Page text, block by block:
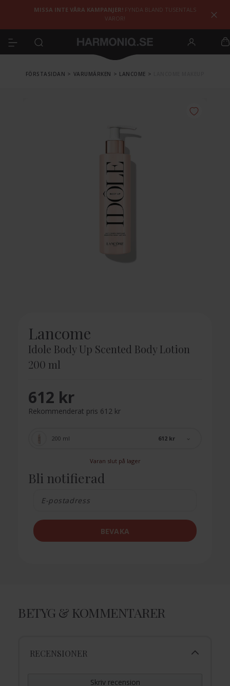
MISSA INTE VÅRA KAMPANJER! FYNDA BLAND TUSENTALS
VAROR!
FÖRSTASIDAN > VARUMÄRKEN > LANCOME >
Lancome
Idole Body Up Scented Body Lotion
200 ml
612 kr
Rekommenderat pris 612 kr
612 kr
200 ml
Varan slut på lager
Bli notifierad
BEVAKA
BETYG & KOMMENTARER
RECENSIONER
Skriv recension